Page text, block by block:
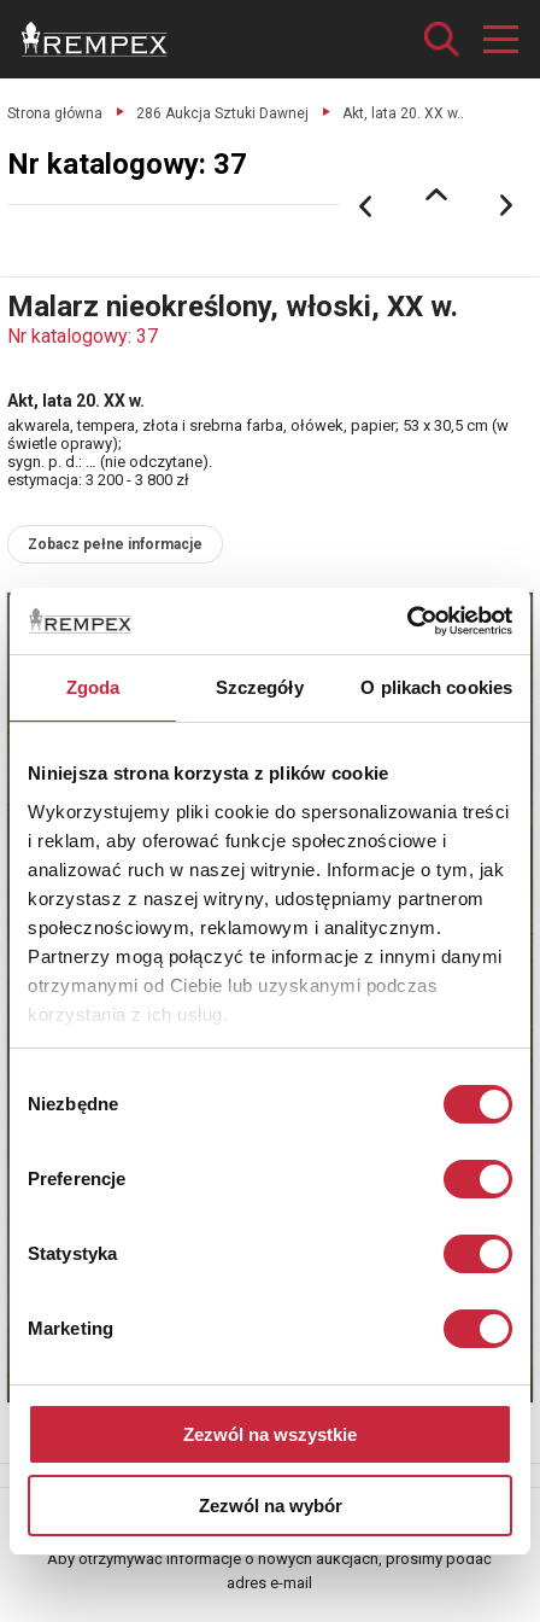
Zgoda Szczegóły O plikach cookies
Niniejsza strona korzysta z plików cookie
Wykorzystujemy pliki cookie do spersonalizowania treści
i reklam, aby oferować funkcje społecznościowe i
analizować ruch w naszej witrynie. Informacje o tym, jak
korzystasz z naszej witryny, udostępniamy partnerom
społecznościowym, reklamowym i analitycznym.
Partnerzy mogą połączyć te informacje z innymi danymi
otrzymanymi od Ciebie lub uzyskanymi podczas
korzystania z ich usług.
zgody
Niezbędne
Preferencje
Statystyka
Marketing
Zezwól na wszystkie
Zezwól na wybór
Strona główna 286 Aukcja Sztuki Dawnej Akt, lata 20. XX w..
Nr katalogowy: 37
Malarz nieokreślony, włoski, XX w.
Nr katalogowy: 37
Akt, lata 20. XX w.
akwarela, tempera, złota i srebrna farba, ołówek, papier; 53 x 30,5 cm (w
świetle oprawy);
sygn. p. d.: … (nie odczytane).
estymacja: 3 200 - 3 800 zł
Zobacz pełne informacje
Newsletter
Aby otrzymywać informacje o nowych aukcjach, prosimy podać
adres e-mail